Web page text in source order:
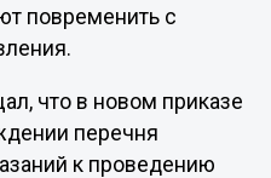
повременить с
что в новом приказе
перечня
к проведению